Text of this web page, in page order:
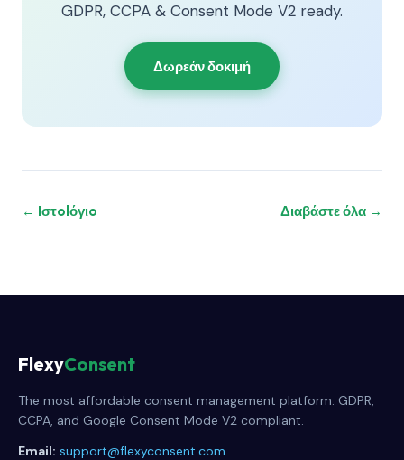
GDPR, CCPA & Consent Mode V2 ready.
Δωρεάν δοκιμή
← Ιστolόγιo Διαβάστε όλα →
FlexyConsent
The most affordable consent management platform. GDPR,
CCPA, and Google Consent Mode V2 compliant.
Email: support@flexyconsent.com